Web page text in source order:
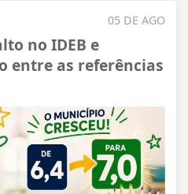
05 DE AGO
no IDEB e
entre as referências